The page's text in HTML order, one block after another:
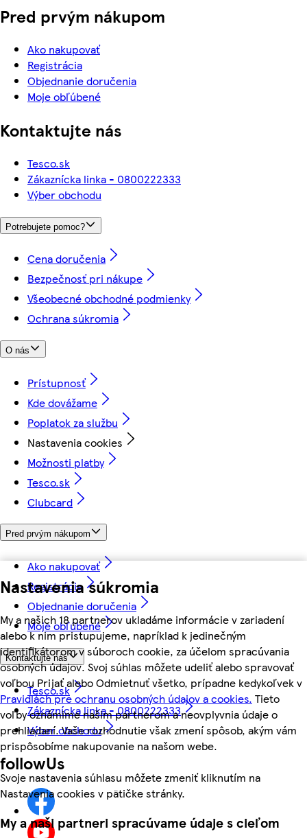
Nastavenia súkromia
My a našich 18 partnerov ukladáme informácie v zariadení
alebo k nim pristupujeme, napríklad k jedinečným
identifikátorom v súboroch cookie, za účelom spracúvania
osobných údajov. Svoj súhlas môžete udeliť alebo spravovať
voľbou Prijať alebo Odmietnuť všetko, prípadne kedykoľvek v
Pravidlách pre ochranu osobných údajov a cookies. Tieto
voľby oznámime našim partnerom a neovplyvnia údaje o
prehliadaní. Vaše rozhodnutie však zmení spôsob, akým vám
prispôsobíme nakupovanie na našom webe.
Svoje nastavenia súhlasu môžete zmeniť kliknutím na
Nastavenia cookies v pätičke stránky.
My a naši partneri spracúvame údaje s cieľom
Pred prvým nákupom
Ako nakupovať
Registrácia
Objednanie doručenia
Moje obľúbené
Kontaktujte nás
Tesco.sk
Zákaznícka linka - 0800222333
Výber obchodu
Potrebujete pomoc?
Cena doručenia
Bezpečnosť pri nákupe
Všeobecné obchodné podmienky
Ochrana súkromia
O nás
Prístupnosť
Kde dovážame
Poplatok za službu
Nastavenia cookies
Možnosti platby
Tesco.sk
Clubcard
Pred prvým nákupom
Ako nakupovať
Registrácia
Objednanie doručenia
Moje obľúbené
Kontaktujte nás
Tesco.sk
Zákaznícka linka - 0800222333
Výber obchodu
followUs